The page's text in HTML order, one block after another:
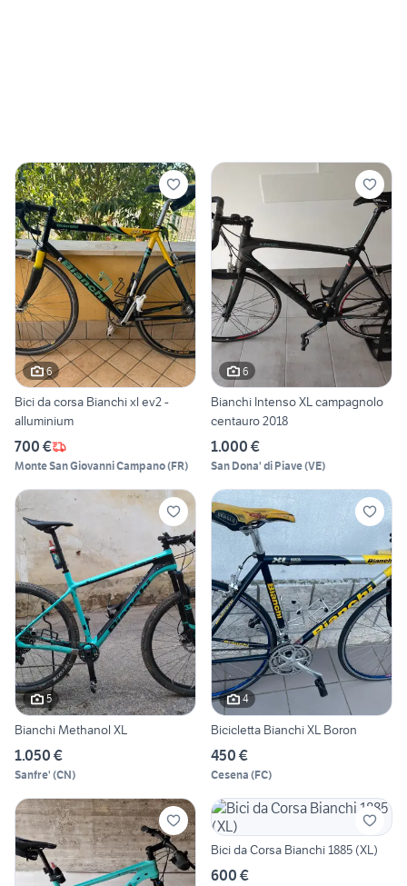
6
Bici da corsa Bianchi xl ev2 -
alluminium
700 €
Monte San Giovanni Campano(FR)
6
Bianchi Intenso XL campagnolo
centauro 2018
1.000 €
San Dona' di Piave(VE)
5
Bianchi Methanol XL
1.050 €
Sanfre' (CN)
4
Bicicletta Bianchi XL Boron
450 €
Cesena (FC)
Bici da Corsa Bianchi 1885 (XL)
600 €